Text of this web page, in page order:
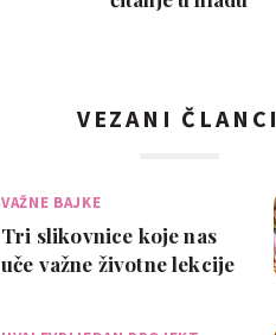
VEZANI ČLANCI
VAŽNE BAJKE
Tri slikovnice koje nas
uče važne životne lekcije